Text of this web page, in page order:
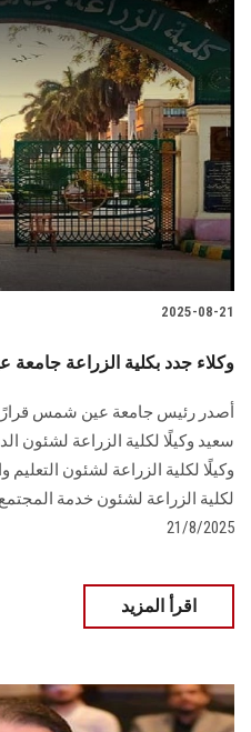
2025-08-21
وكلاء جدد بكلية الزراعة
أصدر رئيس جامعة عين شمس قرارًا
سعيد وكيلًا لكلية الزراعة لشئون
وكيلًا لكلية الزراعة لشئون التعليم
لكلية الزراعة لشئون خدمة المجتمع
21/8/2025
اقرأ المزيد